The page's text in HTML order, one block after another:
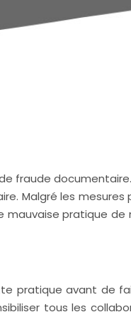
fraude
Malgré les mesures
pratique
pratique avant de
tous les